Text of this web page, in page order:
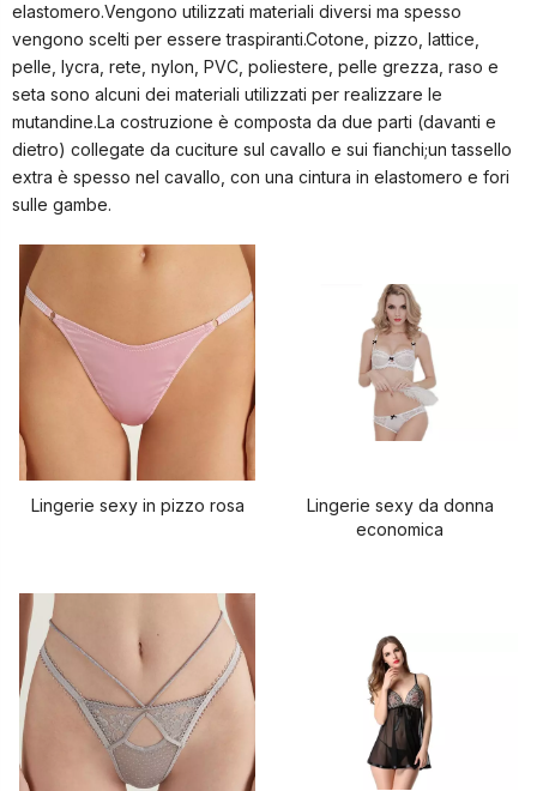
elastomero.Vengono utilizzati materiali diversi ma spesso
vengono scelti per essere traspiranti.Cotone, pizzo, lattice,
pelle, lycra, rete, nylon, PVC, poliestere, pelle grezza, raso e
seta sono alcuni dei materiali utilizzati per realizzare le
mutandine.La costruzione è composta da due parti (davanti e
dietro) collegate da cuciture sul cavallo e sui fianchi;un tassello
extra è spesso nel cavallo, con una cintura in elastomero e fori
sulle gambe.
Lingerie sexy in pizzo rosa
Lingerie sexy da donna
economica